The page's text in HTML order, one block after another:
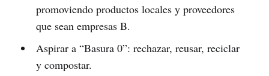
promoviendo productos locales y proveedores
que sean empresas B.
Aspirar a “Basura 0”: rechazar, reusar, reciclar
y compostar.